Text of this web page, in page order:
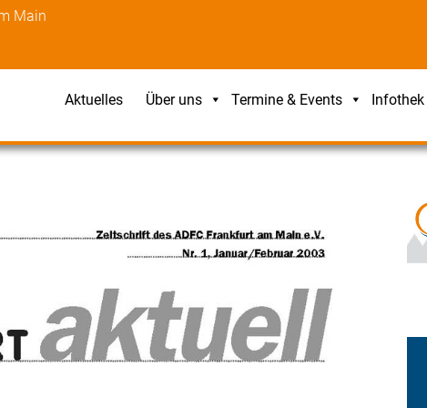
Main
Aktuelles Über uns Termine & Events Infothek